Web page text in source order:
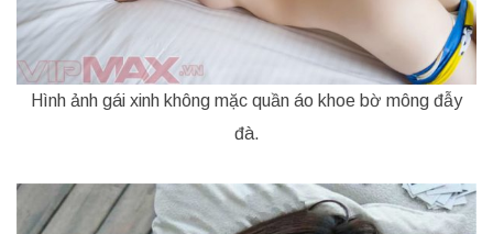
Hình ảnh gái xinh không mặc quần áo khoe bờ mông đẫy
đà.